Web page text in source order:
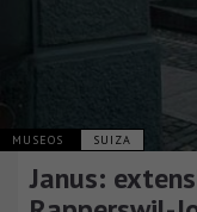
MUSEOS SUIZA
Janus: